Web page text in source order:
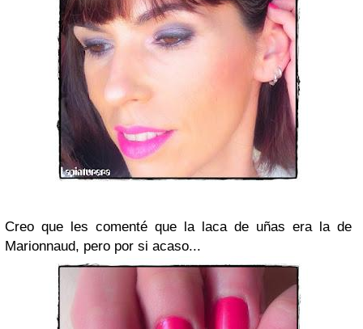
Creo que les comenté que la laca de uñas era la de
Marionnaud, pero por si acaso...